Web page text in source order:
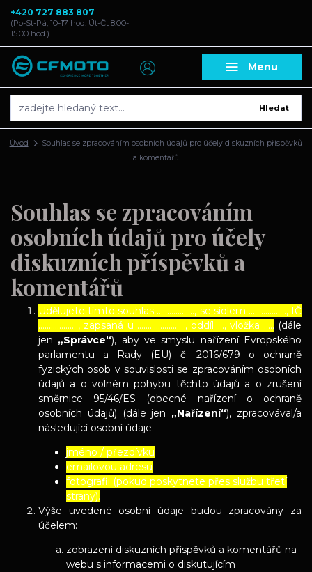
Menu
Hledat
+420 727 883 807
(Po-St-Pá, 10-17 hod. Út-Čt 8.00-
15.00 hod.)
Úvod
Souhlas se zpracováním osobních údajů pro účely diskuzních příspěvků
a komentářů
Souhlas se zpracováním
osobních údajů pro účely
diskuzních příspěvků a
komentářů
Udělujete tímto souhlas ……………..., se sídlem ………………, IČ
………………., zapsaná u ………………… , oddíl …, vložka ….. (dále
jen „Správce“), aby ve smyslu nařízení Evropského
parlamentu a Rady (EU) č. 2016/679 o ochraně
fyzických osob v souvislosti se zpracováním osobních
údajů a o volném pohybu těchto údajů a o zrušení
směrnice 95/46/ES (obecné nařízení o ochraně
osobních údajů) (dále jen „Nařízení“), zpracovával/a
následující osobní údaje:
jméno / přezdívku
emailovou adresu
fotografii (pokud poskytnete přes službu třetí
strany).
Výše uvedené osobní údaje budou zpracovány za
účelem:
zobrazení diskuzních příspěvků a komentářů na
webu s informacemi o diskutujícím